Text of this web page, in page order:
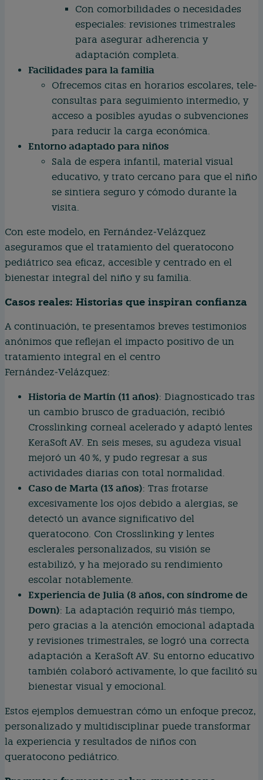
Con comorbilidades o necesidades
especiales: revisiones trimestrales
para asegurar adherencia y
adaptación completa.
Facilidades para la familia
Ofrecemos citas en horarios escolares, tele-
consultas para seguimiento intermedio, y
acceso a posibles ayudas o subvenciones
para reducir la carga económica.
Entorno adaptado para niños
Sala de espera infantil, material visual
educativo, y trato cercano para que el niño
se sintiera seguro y cómodo durante la
visita.
Con este modelo, en Fernández‑Velázquez
aseguramos que el tratamiento del queratocono
pediátrico sea eficaz, accesible y centrado en el
bienestar integral del niño y su familia.
Casos reales: Historias que inspiran confianza
A continuación, te presentamos breves testimonios
anónimos que reflejan el impacto positivo de un
tratamiento integral en el centro
Fernández‑Velázquez:
Historia de Martín (11 años): Diagnosticado tras
un cambio brusco de graduación, recibió
Crosslinking corneal acelerado y adaptó lentes
KeraSoft AV. En seis meses, su agudeza visual
mejoró un 40 %, y pudo regresar a sus
actividades diarias con total normalidad.
Caso de Marta (13 años): Tras frotarse
excesivamente los ojos debido a alergias, se
detectó un avance significativo del
queratocono. Con Crosslinking y lentes
esclerales personalizados, su visión se
estabilizó, y ha mejorado su rendimiento
escolar notablemente.
Experiencia de Julia (8 años, con síndrome de
Down): La adaptación requirió más tiempo,
pero gracias a la atención emocional adaptada
y revisiones trimestrales, se logró una correcta
adaptación a KeraSoft AV. Su entorno educativo
también colaboró activamente, lo que facilitó su
bienestar visual y emocional.
Estos ejemplos demuestran cómo un enfoque precoz,
personalizado y multidisciplinar puede transformar
la experiencia y resultados de niños con
queratocono pediátrico.